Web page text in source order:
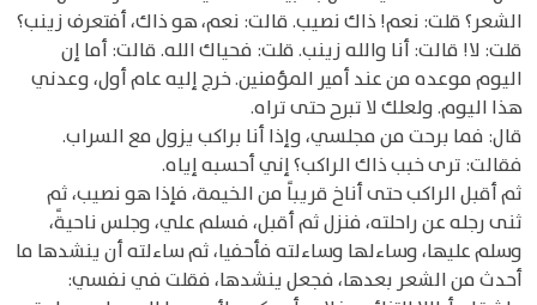
الشعر؟ قلت: نعم! ذاك نصيب. قالت: نعم، هو ذاك، أفتعرف زينب؟
قلت: لا! قالت: أنا والله زينب. قلت: فحياك الله. قالت: أما إن
اليوم موعده من عند أمير المؤمنين. خرج إليه عام أول، وعدني
هذا اليوم. ولعلك لا تبرح حتى تراه.
قال: فما برحت من مجلسي، وإذا أنا براكب يزول مع السراب.
فقالت: ترى خبب ذاك الراكب؟ إني أحسبه إياه.
ثم أقبل الراكب حتى أناخ قريباً من الخيمة، فإذا هو نصيب، ثم
ثنى رجله عن راحلته، فنزل ثم أقبل، فسلم علي، وجلس ناحيةً،
وسلم عليها، وساءلها وساءلته فأحفيا، ثم ساءلته أن ينشدها ما
أحدث من الشعر بعدها، فجعل ينشدها، فقلت في نفسي: